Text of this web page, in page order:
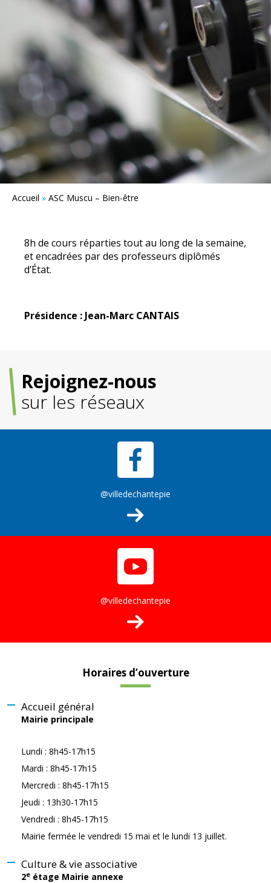
Accueil » ASC Muscu – Bien-être
8h de cours réparties tout au long de la semaine,
et encadrées par des professeurs diplômés
d’État.
Présidence : Jean-Marc CANTAIS
Rejoignez-nous
sur les réseaux
@villedechantepie
@villedechantepie
Horaires d’ouverture
Accueil général
Mairie principale
Lundi : 8h45-17h15
Mardi : 8h45-17h15
Mercredi : 8h45-17h15
Jeudi : 13h30-17h15
Vendredi : 8h45-17h15
Mairie fermée le vendredi 15 mai et le lundi 13 juillet.
Culture & vie associative
2e étage Mairie annexe